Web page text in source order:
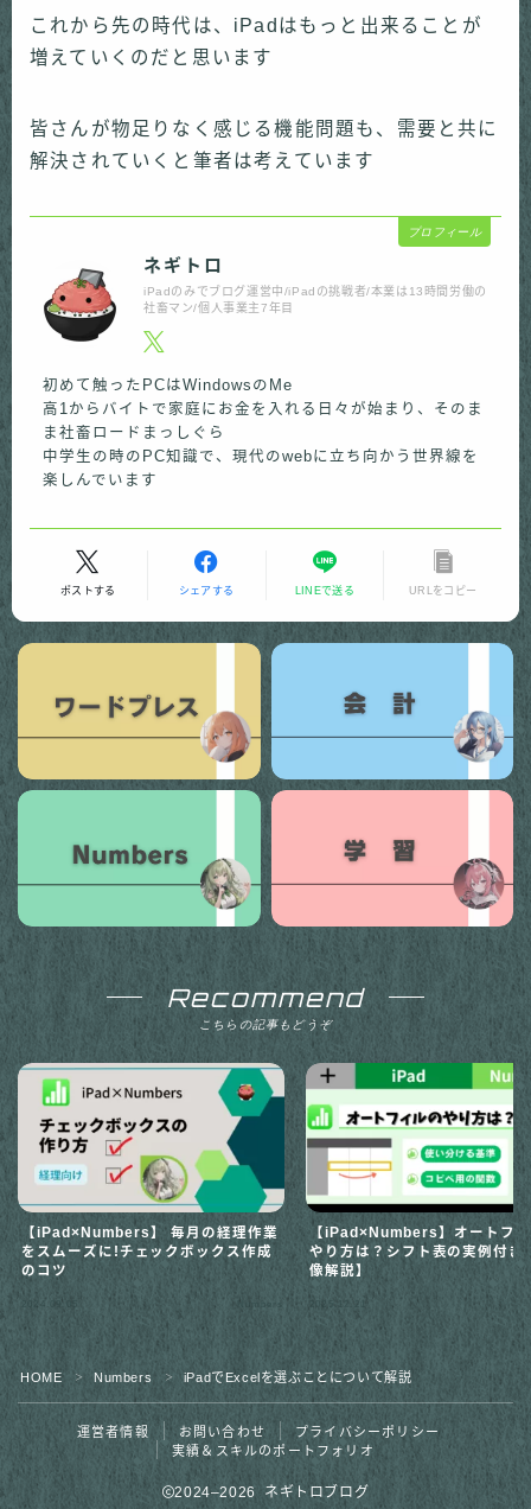
これから先の時代は、iPadはもっと出来ることが
増えていくのだと思います
皆さんが物足りなく感じる機能問題も、需要と共に
解決されていくと筆者は考えています
プロフィール
ネギトロ
iPadのみでブログ運営中/iPadの挑戦者/本業は13時間労働の
社畜マン/個人事業主7年目
初めて触ったPCはWindowsのMe
高1からバイトで家庭にお金を入れる日々が始まり、そのま
ま社畜ロードまっしぐら
中学生の時のPC知識で、現代のwebに立ち向かう世界線を
楽しんでいます
ポストする シェアする LINEで送る URLをコピー
Recommend
こちらの記事もどうぞ
【iPad×Numbers】 毎月の経理作業
をスムーズに!チェックボックス作成
のコツ
2024.09.05 Numbers
【iPad×Numbers】オートフ
やり方は？シフト表の実例付き
像解説】
HOME ＞ Numbers ＞ iPadでExcelを選ぶことについて解説
運営者情報 お問い合わせ
プライバシーポリシー
実績＆スキルのポートフォリオ
2024–2026 ネギトロブログ